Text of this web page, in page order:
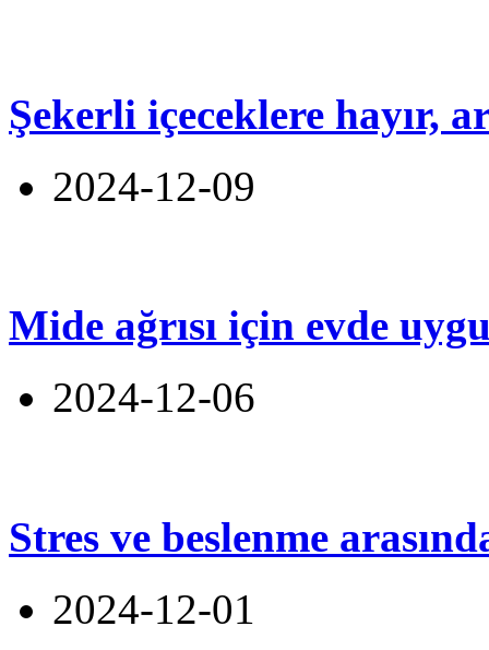
Şekerli içeceklere hayır,
2024-12-09
Mide ağrısı için evde
2024-12-06
Stres ve beslenme
2024-12-01